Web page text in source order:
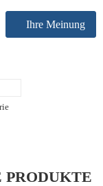
Ihre Meinung
PRODUKTE